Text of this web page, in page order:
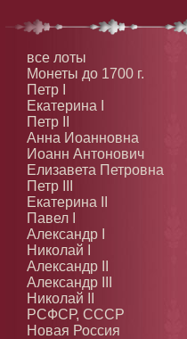
все лоты
Монеты до 1700 г.
Петр I
Екатерина I
Петр II
Анна Иоанновна
Иоанн Антонович
Елизавета Петровна
Петр III
Екатерина II
Павел I
Александр I
Николай I
Александр II
Александр III
Николай II
РСФСР, СССР
Новая Россия